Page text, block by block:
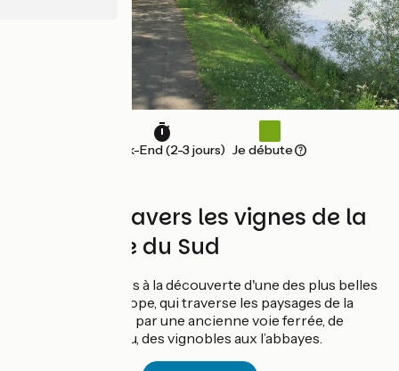
Week-End (2-3 jours) Je débute
6 jours à travers les vignes de la
Bourgogne du Sud
Partez pour 6 jours à la découverte d'une des plus belles
voies vertes d’Europe, qui traverse les paysages de la
Côte Chalonnaise par une ancienne voie ferrée, de
villages en château, des vignobles aux l’abbayes.